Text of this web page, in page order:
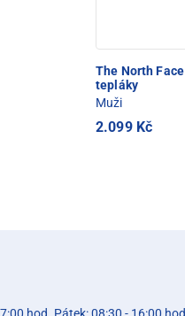
The North Face
tepláky
Muži
2.099 Kč